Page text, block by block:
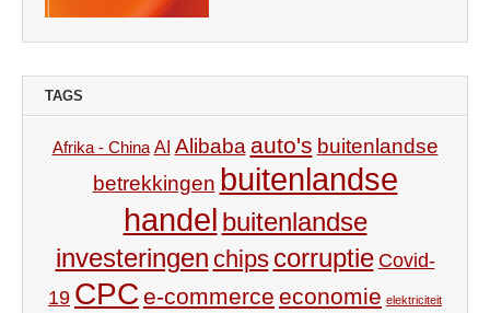
TAGS
Afrika - China AI Alibaba auto's buitenlandse
betrekkingen buitenlandse
handel buitenlandse
investeringen chips corruptie Covid-
19 CPC e-commerce economie elektriciteit